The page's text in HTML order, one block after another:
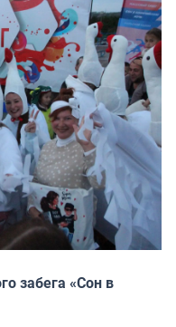
забега «Сон в